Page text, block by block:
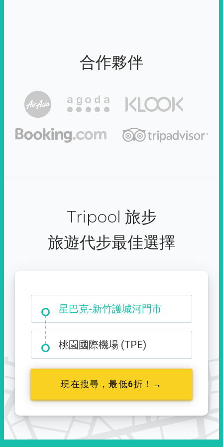
合作夥伴
Tripool 旅步
旅遊代步最佳選擇
星巴克-新竹護城河門市
大霸尖山登山口
桃園國際機場 (TPE)
現在搜尋，最低6折！→